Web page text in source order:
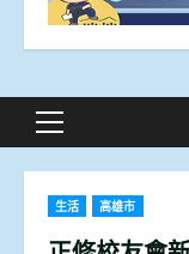
Primary
生活 高雄市